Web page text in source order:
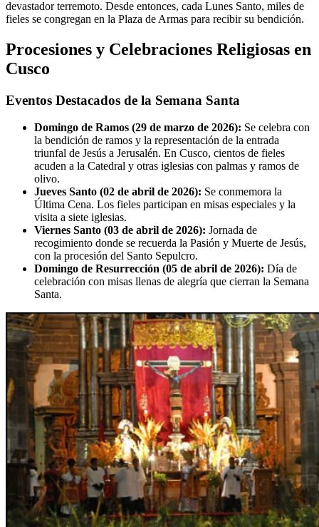
devastador terremoto. Desde entonces, cada Lunes Santo, miles de
fieles se congregan en la Plaza de Armas para recibir su bendición.
Procesiones y Celebraciones Religiosas en
Cusco
Eventos Destacados de la Semana Santa
Domingo de Ramos (29 de marzo de 2026): Se celebra con
la bendición de ramos y la representación de la entrada
triunfal de Jesús a Jerusalén. En Cusco, cientos de fieles
acuden a la Catedral y otras iglesias con palmas y ramos de
olivo.
Jueves Santo (02 de abril de 2026): Se conmemora la
Última Cena. Los fieles participan en misas especiales y la
visita a siete iglesias.
Viernes Santo (03 de abril de 2026): Jornada de
recogimiento donde se recuerda la Pasión y Muerte de Jesús,
con la procesión del Santo Sepulcro.
Domingo de Resurrección (05 de abril de 2026): Día de
celebración con misas llenas de alegría que cierran la Semana
Santa.